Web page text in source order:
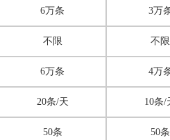
6万条 3万
不限 不限
6万条 4万
20条/天 10条/
50条 50条